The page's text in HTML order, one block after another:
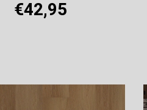
€42,95